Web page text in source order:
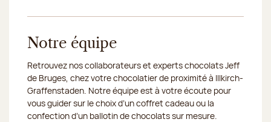
Notre équipe
Retrouvez nos collaborateurs et experts chocolats Jeff
de Bruges, chez votre chocolatier de proximité à Illkirch-
Graffenstaden. Notre équipe est à votre écoute pour
vous guider sur le choix d’un coffret cadeau ou la
confection d’un ballotin de chocolats sur mesure.